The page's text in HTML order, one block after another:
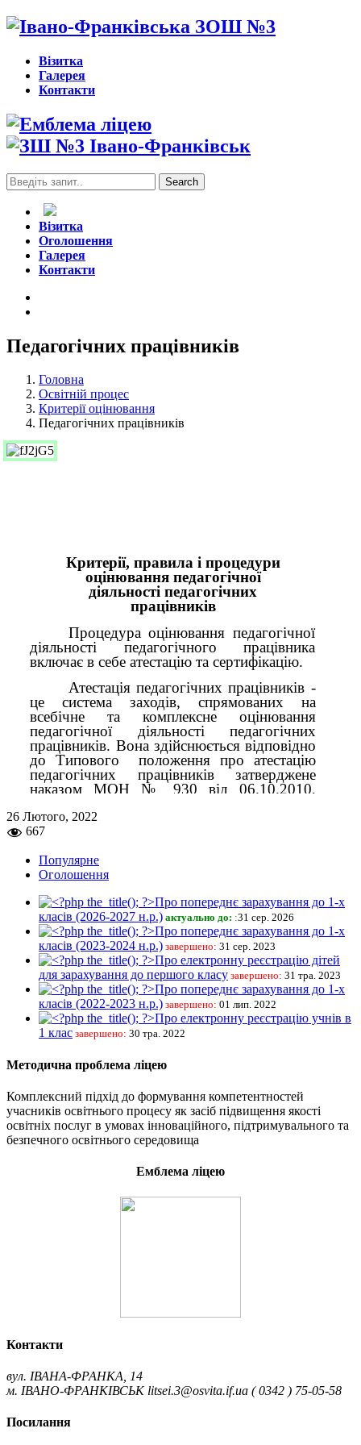
Візитка
Галерея
Контакти
Search
for:
Візитка
Оголошення
Галерея
Контакти
Педагогічних працівників
Головна
Освітній процес
Критерії оцінювання
Педагогічних працівників
26 Лютого, 2022
667
Популярне
Оголошення
Про попереднє зарахування до 1-х
класів (2026-2027 н.р.) актуально до: :31 сер. 2026
Про попереднє зарахування до 1-х
класів (2023-2024 н.р.) завершено: 31 сер. 2023
Про електронну реєстрацію дітей
для зарахування до першого класу завершено: 31 тра. 2023
Про попереднє зарахування до 1-х
класів (2022-2023 н.р.) завершено: 01 лип. 2022
Про електронну реєстрацію учнів в
1 клас завершено: 30 тра. 2022
Методична проблема ліцею
Комплексний підхід до формування компетентностей
учасників освітнього процесу як засіб підвищення якості
освітніх послуг в умовах інноваційного, підтримувального та
безпечного освітнього середовища
Емблема ліцею
Контакти
вул. ІВАНА-ФРАНКА, 14
м. ІВАНО-ФРАНКІВСЬК litsei.3@osvita.if.ua ( 0342 ) 75-05-58
Посилання